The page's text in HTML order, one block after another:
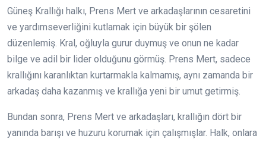
Güneş Krallığı halkı, Prens Mert ve arkadaşlarının cesaretini
ve yardımseverliğini kutlamak için büyük bir şölen
düzenlemiş. Kral, oğluyla gurur duymuş ve onun ne kadar
bilge ve adil bir lider olduğunu görmüş. Prens Mert, sadece
krallığını karanlıktan kurtarmakla kalmamış, aynı zamanda bir
arkadaş daha kazanmış ve krallığa yeni bir umut getirmiş.
Bundan sonra, Prens Mert ve arkadaşları, krallığın dört bir
yanında barışı ve huzuru korumak için çalışmışlar. Halk, onlara